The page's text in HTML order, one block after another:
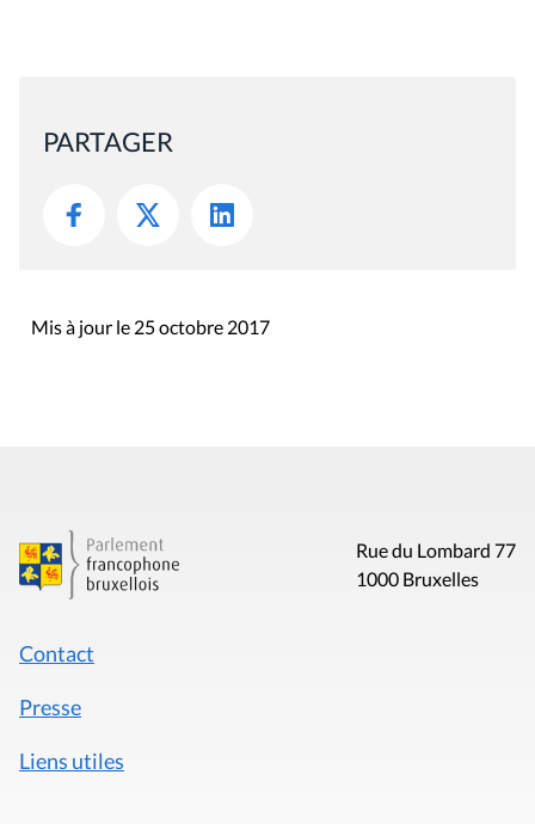
PARTAGER
Mis à jour le 25 octobre 2017
Rue du Lombard 77
1000 Bruxelles
Contact
Presse
Liens utiles